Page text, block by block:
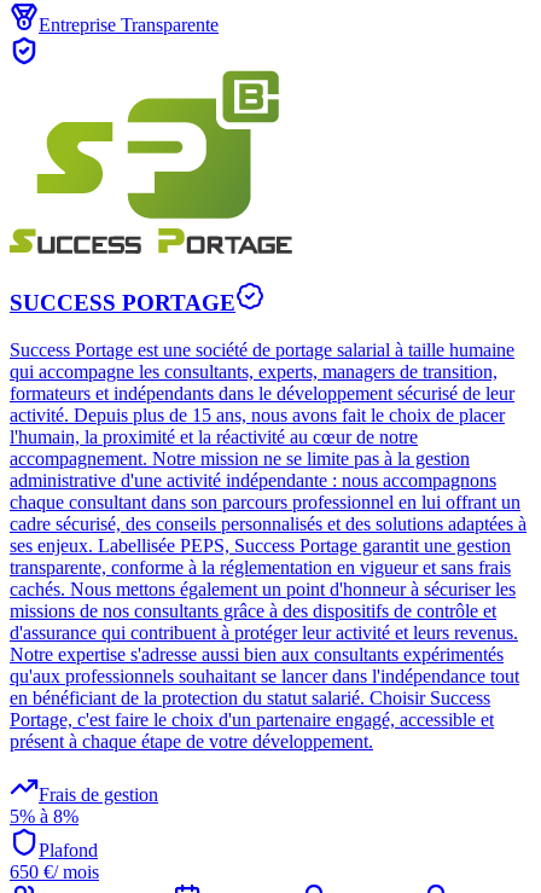
Entreprise Transparente
SUCCESS PORTAGE
Success Portage est une société de portage salarial à taille humaine
qui accompagne les consultants, experts, managers de transition,
formateurs et indépendants dans le développement sécurisé de leur
activité. Depuis plus de 15 ans, nous avons fait le choix de placer
l'humain, la proximité et la réactivité au cœur de notre
accompagnement. Notre mission ne se limite pas à la gestion
administrative d'une activité indépendante : nous accompagnons
chaque consultant dans son parcours professionnel en lui offrant un
cadre sécurisé, des conseils personnalisés et des solutions adaptées à
ses enjeux. Labellisée PEPS, Success Portage garantit une gestion
transparente, conforme à la réglementation en vigueur et sans frais
cachés. Nous mettons également un point d'honneur à sécuriser les
missions de nos consultants grâce à des dispositifs de contrôle et
d'assurance qui contribuent à protéger leur activité et leurs revenus.
Notre expertise s'adresse aussi bien aux consultants expérimentés
qu'aux professionnels souhaitant se lancer dans l'indépendance tout
en bénéficiant de la protection du statut salarié. Choisir Success
Portage, c'est faire le choix d'un partenaire engagé, accessible et
présent à chaque étape de votre développement.
Frais de gestion
5% à 8%
Plafond
650 €/ mois